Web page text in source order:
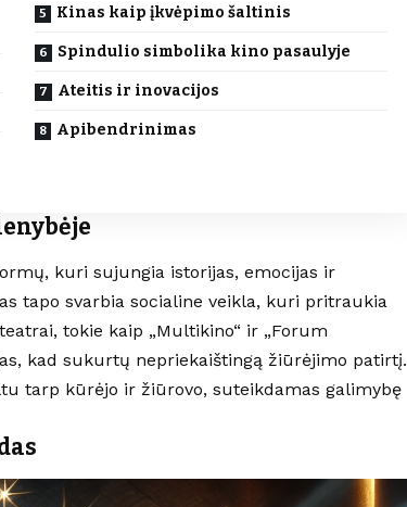
Kinas kaip įkvėpimo šaltinis
Spindulio simbolika kino pasaulyje
Ateitis ir inovacijos
Apibendrinimas
kuri sujungia istorijas, emocijas ir
tapo svarbia socialine veikla, kuri pritraukia
tokie kaip „Multikino“ ir „Forum
kad sukurtų nepriekaištingą žiūrėjimo patirtį.
tarp kūrėjo ir žiūrovo, suteikdamas galimybę